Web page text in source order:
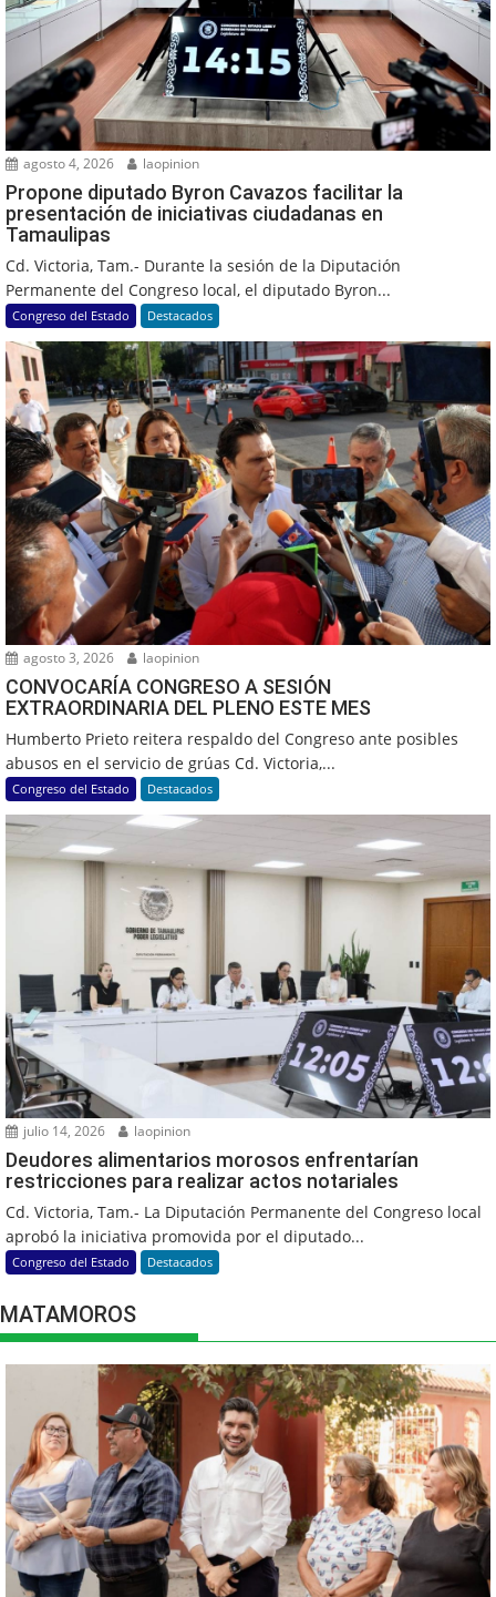
agosto 4, 2026 laopinion
Propone diputado Byron Cavazos facilitar la
presentación de iniciativas ciudadanas en
Tamaulipas
Cd. Victoria, Tam.- Durante la sesión de la Diputación
Permanente del Congreso local, el diputado Byron...
Congreso del Estado Destacados
agosto 3, 2026 laopinion
CONVOCARÍA CONGRESO A SESIÓN
EXTRAORDINARIA DEL PLENO ESTE MES
Humberto Prieto reitera respaldo del Congreso ante posibles
abusos en el servicio de grúas Cd. Victoria,...
Congreso del Estado Destacados
julio 14, 2026 laopinion
Deudores alimentarios morosos enfrentarían
restricciones para realizar actos notariales
Cd. Victoria, Tam.- La Diputación Permanente del Congreso local
aprobó la iniciativa promovida por el diputado...
Congreso del Estado Destacados
MATAMOROS